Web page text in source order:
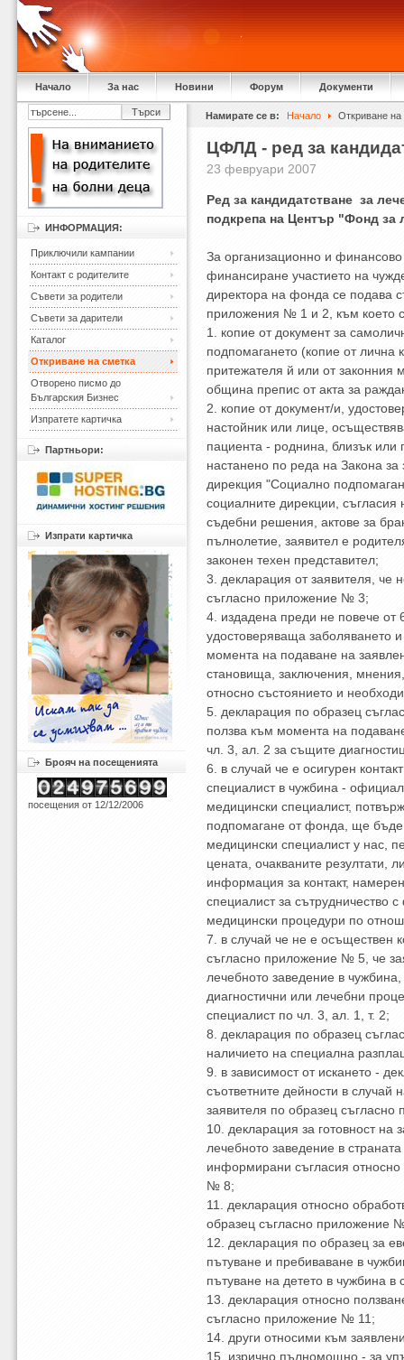
Начало За нас Новини Форум Документи
Намирате се в: Начало Откриване на
ЦФЛД - ред за
23 февруари 2007
Ред за кандидатстване за
подкрепа на Център "Фонд за
За организационно и
финансиране участието на
директора на фонда се подава
приложения № 1 и 2, към което
1. копие от документ за
подпомагането (копие от лична
притежателя й или от законния
община препис от акта за
2. копие от документ/и,
настойник или лице,
пациента - роднина, близък или
настанено по реда на Закона за
дирекция "Социално
социалните дирекции,
съдебни решения, актове за
пълнолетие, заявител е
законен техен представител;
3. декларация от заявителя, че
съгласно приложение № 3;
4. издадена преди не повече
удостоверяваща заболяването
момента на подаване на
становища, заключения,
относно състоянието и
5. декларация по образец
ползва към момента на
чл. 3, ал. 2 за същите
6. в случай че е осигурен
специалист в чужбина -
медицински специалист,
подпомагане от фонда, ще бъде
медицински специалист у нас,
цената, очакваните резултати,
информация за контакт,
специалист за сътрудничество
медицински процедури по
7. в случай че не е осъществен
съгласно приложение № 5, че
лечебното заведение в
диагностични или лечебни
специалист по чл. 3, ал. 1, т. 2;
8. декларация по образец
наличието на специална
9. в зависимост от искането -
съответните дейности в случай
заявителя по образец
10. декларация за готовност
лечебното заведение в
информирани съгласия
№ 8;
11. декларация относно
образец съгласно приложение
12. декларация по образец за
пътуване и пребиваване в
пътуване на детето в чужбина в
13. декларация относно
съгласно приложение № 11;
14. други относими към
15. изрично пълномощно - за
ИНФОРМАЦИЯ:
Приключили кампании
Контакт с родителите
Съвети за родители
Съвети за дарители
Каталог
Откриване на сметка
Отворено писмо до
Българския Бизнес
Изпратете картичка
Партньори:
Изпрати картичка
Брояч на посещенията
посещения от 12/12/2006